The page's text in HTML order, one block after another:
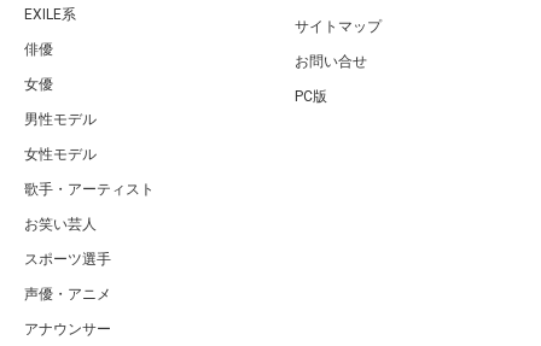
EXILE系
俳優
女優
男性モデル
女性モデル
歌手・アーティスト
お笑い芸人
スポーツ選手
声優・アニメ
アナウンサー
サイトマップ
お問い合せ
PC版